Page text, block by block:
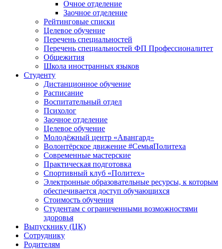
Очное отделение
Заочное отделение
Рейтинговые списки
Целевое обучение
Перечень специальностей
Перечень специальностей ФП Профессионалитет
Общежития
Школа иностранных языков
Студенту
Дистанционное обучение
Расписание
Воспитательный отдел
Психолог
Заочное отделение
Целевое обучение
Молодёжный центр «Авангард»
Волонтёрское движение #СемьяПолитеха
Современные мастерские
Практическая подготовка
Спортивный клуб «Политех»
Электронные образовательные ресурсы, к которым
обеспечивается доступ обучающихся
Стоимость обучения
Студентам с ограниченными возможностями
здоровья
Выпускнику (ЦК)
Сотруднику
Родителям